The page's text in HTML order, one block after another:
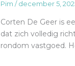
Pim /december 5,
Corten De Geer is
dat zich volledig
rondom vastgoed.